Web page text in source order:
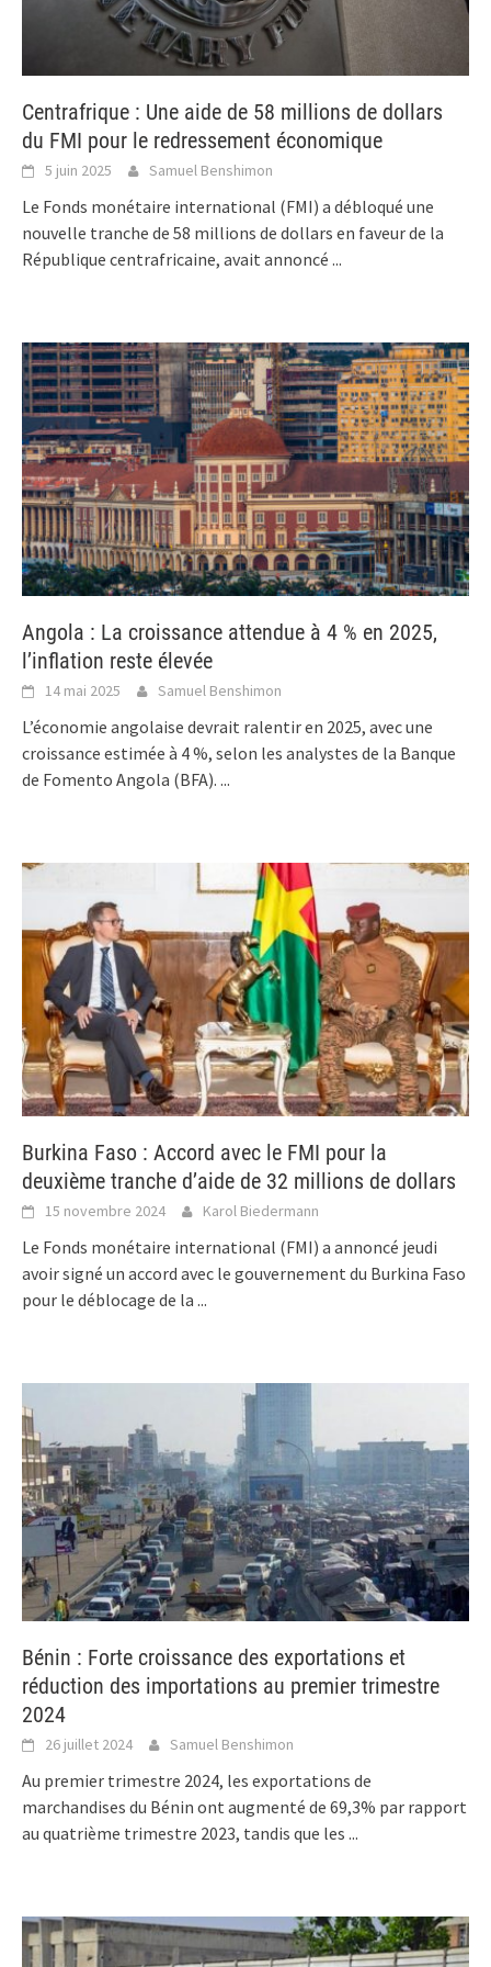
Centrafrique : Une aide de 58 millions de dollars
du FMI pour le redressement économique
5 juin 2025 Samuel Benshimon
Le Fonds monétaire international (FMI) a débloqué une
nouvelle tranche de 58 millions de dollars en faveur de la
République centrafricaine, avait annoncé ...
Angola : La croissance attendue à 4 % en 2025,
l’inflation reste élevée
14 mai 2025 Samuel Benshimon
L’économie angolaise devrait ralentir en 2025, avec une
croissance estimée à 4 %, selon les analystes de la Banque
de Fomento Angola (BFA). ...
Burkina Faso : Accord avec le FMI pour la
deuxième tranche d’aide de 32 millions de dollars
15 novembre 2024 Karol Biedermann
Le Fonds monétaire international (FMI) a annoncé jeudi
avoir signé un accord avec le gouvernement du Burkina Faso
pour le déblocage de la ...
Bénin : Forte croissance des exportations et
réduction des importations au premier trimestre
2024
26 juillet 2024 Samuel Benshimon
Au premier trimestre 2024, les exportations de
marchandises du Bénin ont augmenté de 69,3% par rapport
au quatrième trimestre 2023, tandis que les ...